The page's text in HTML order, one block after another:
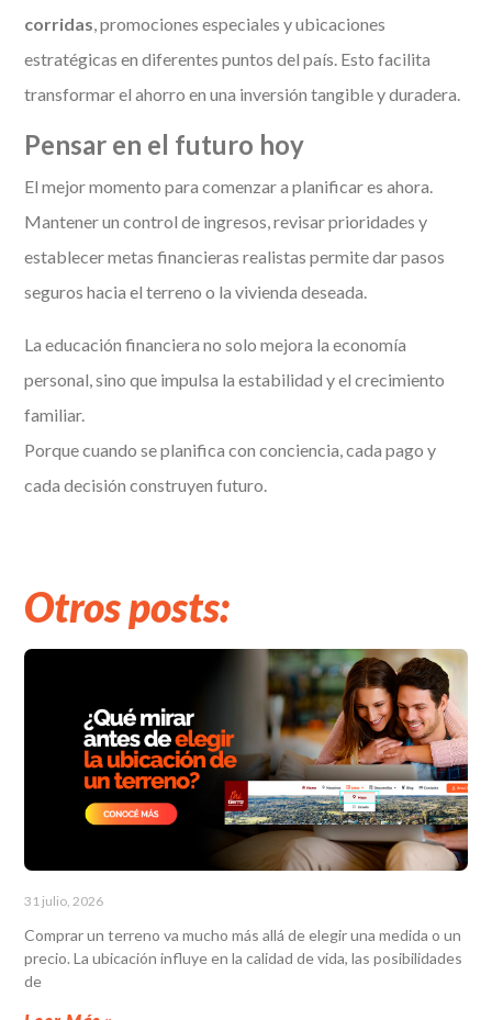
corridas, promociones especiales y ubicaciones
estratégicas en diferentes puntos del país. Esto facilita
transformar el ahorro en una inversión tangible y duradera.
Pensar en el futuro hoy
El mejor momento para comenzar a planificar es ahora.
Mantener un control de ingresos, revisar prioridades y
establecer metas financieras realistas permite dar pasos
seguros hacia el terreno o la vivienda deseada.
La educación financiera no solo mejora la economía
personal, sino que impulsa la estabilidad y el crecimiento
familiar.
Porque cuando se planifica con conciencia, cada pago y
cada decisión construyen futuro.
Otros posts:
31 julio, 2026
Comprar un terreno va mucho más allá de elegir una medida o un
precio. La ubicación influye en la calidad de vida, las posibilidades
de